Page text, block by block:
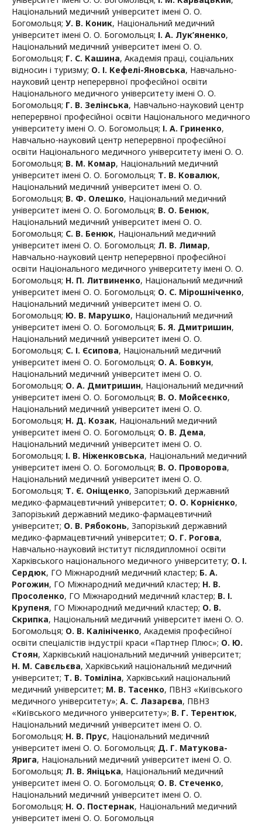
Національний медичний університет імені О. О.
Богомольця; У. В. Коник, Національний медичний
університет імені О. О. Богомольця; І. А. Лук’яненко,
Національний медичний університет імені О. О.
Богомольця; Г. С. Кашина, Академія праці, соціальних
відносин і туризму; О. І. Кефелі-Яновська, Навчально-
науковий центр неперервної професійної освіти
Національного медичного університету імені О. О.
Богомольця; Г. В. Зелінська, Навчально-науковий центр
неперервної професійної освіти Національного медичного
університету імені О. О. Богомольця; І. А. Гриненко,
Навчально-науковий центр неперервної професійної
освіти Національного медичного університету імені О. О.
Богомольця; В. М. Комар, Національний медичний
університет імені О. О. Богомольця; Т. В. Ковалюк,
Національний медичний університет імені О. О.
Богомольця; В. Ф. Олешко, Національний медичний
університет імені О. О. Богомольця; В. О. Бенюк,
Національний медичний університет імені О. О.
Богомольця; С. В. Бенюк, Національний медичний
університет імені О. О. Богомольця; Л. В. Лимар,
Навчально-науковий центр неперервної професійної
освіти Національного медичного університету імені О. О.
Богомольця; Н. П. Литвиненко, Національний медичний
університет імені О. О. Богомольця; О. С. Мірошніченко,
Національний медичний університет імені О. О.
Богомольця; Ю. В. Марушко, Національний медичний
університет імені О. О. Богомольця; Б. Я. Дмитришин,
Національний медичний університет імені О. О.
Богомольця; С. І. Єсипова, Національний медичний
університет імені О. О. Богомольця; О. А. Бовкун,
Національний медичний університет імені О. О.
Богомольця; О. А. Дмитришин, Національний медичний
університет імені О. О. Богомольця; В. О. Мойсеєнко,
Національний медичний університет імені О. О.
Богомольця; Н. Д. Козак, Національний медичний
університет імені О. О. Богомольця; О. В. Дема,
Національний медичний університет імені О. О.
Богомольця; І. В. Ніженковська, Національний медичний
університет імені О. О. Богомольця; В. О. Проворова,
Національний медичний університет імені О. О.
Богомольця; Т. Є. Оніщенко, Запорізький державний
медико-фармацевтичний університет; О. О. Корнієнко,
Запорізький державний медико-фармацевтичний
університет; О. В. Рябоконь, Запорізький державний
медико-фармацевтичний університет; О. Г. Рогова,
Навчально-науковий інститут післядипломної освіти
Харківського національного медичного університету; О. І.
Сердюк, ГО Міжнародний медичний кластер; Б. А.
Рогожин, ГО Міжнародний медичний кластер; Н. В.
Просоленко, ГО Міжнародний медичний кластер; В. І.
Крупеня, ГО Міжнародний медичний кластер; О. В.
Скрипка, Національний медичний університет імені О. О.
Богомольця; О. В. Калініченко, Академія професійної
освіти спеціалістів індустрії краси «Партнер Плюс»; О. Ю.
Стоян, Харківський національний медичний університет;
Н. М. Савєльєва, Харківський національний медичний
університет; Т. В. Томіліна, Харківський національний
медичний університет; М. В. Тасенко, ПВНЗ «Київського
медичного університету»; А. С. Лазарєва, ПВНЗ
«Київського медичного університету»; В. Г. Терентюк,
Національний медичний університет імені О. О.
Богомольця; Н. В. Прус, Національний медичний
університет імені О. О. Богомольця; Д. Г. Матукова-
Ярига, Національний медичний університет імені О. О.
Богомольця; Л. В. Яніцька, Національний медичний
університет імені О. О. Богомольця; О. В. Стеченко,
Національний медичний університет імені О. О.
Богомольця; Н. О. Постернак, Національний медичний
університет імені О. О. Богомольця